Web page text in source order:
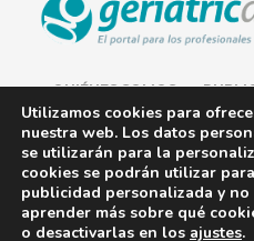
QUIÉNES SOMOS
AVISO LEGAL
POLÍTICA DE COOKIES
POLÍTICA DE PRIVACIDAD
Utilizamos cookies para
nuestra web. Los datos
se utilizarán para la
cookies se podrán utilizar para
publicidad personalizada y no
aprender más sobre qué
o desactivarlas en los ajustes.